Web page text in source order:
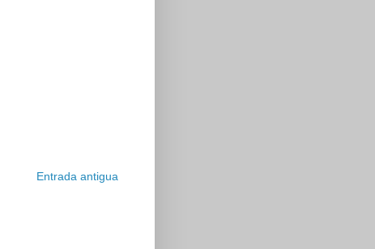
Entrada antigua